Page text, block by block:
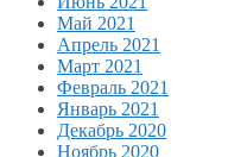
Май 2021
Апрель 2021
Март 2021
Февраль 2021
Январь 2021
Декабрь 2020
Ноябрь 2020